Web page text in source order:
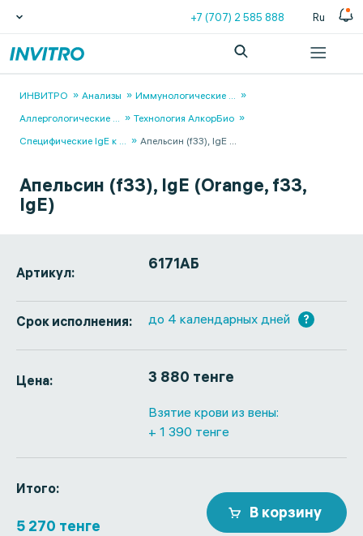
+7 (707) 2 585 888 Ru
ИНВИТРО Анализы Иммунологические ...
Аллергологические ...
Технология АлкорБио
Специфические IgЕ к ... Апельсин (f33), IgE ...
Апельсин (f33), IgE (Orange, f33,
IgE)
Артикул: 6171АБ
Срок исполнения: до 4 календарных дней ?
Цена: 3 880 тенге
Взятие крови из вены:
+ 1 390 тенге
Итого:
5 270 тенге
В корзину